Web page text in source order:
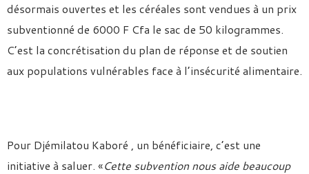
désormais ouvertes et les céréales sont vendues à un prix
subventionné de 6000 F Cfa le sac de 50 kilogrammes.
C’est la concrétisation du plan de réponse et de soutien
aux populations vulnérables face à l’insécurité alimentaire.
Pour Djémilatou Kaboré , un bénéficiaire, c’est une
initiative à saluer. «Cette subvention nous aide beaucoup